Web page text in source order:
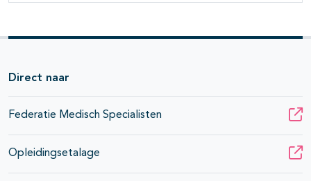
Direct naar
Federatie Medisch Specialisten
Opleidingsetalage